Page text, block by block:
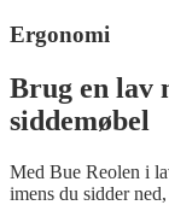
Ergonomi
Brug en lav
siddemøbel
Med Bue Reolen i
imens du sidder